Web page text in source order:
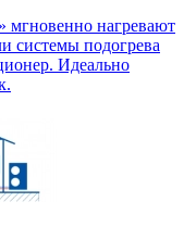
мгновенно нагревают
системы подогрева
Идеально